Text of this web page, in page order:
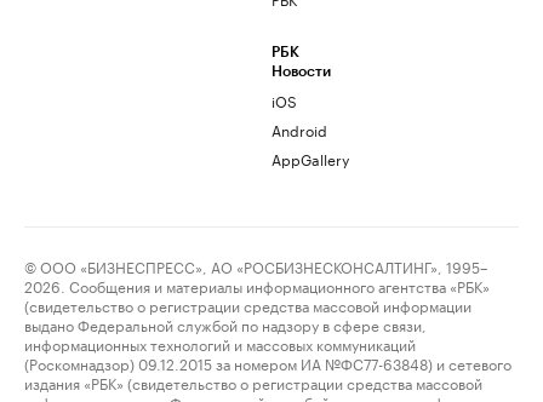
РБК
Новости
iOS
Android
AppGallery
© ООО «БИЗНЕСПРЕСС», АО «РОСБИЗНЕСКОНСАЛТИНГ», 1995–
2026. Сообщения и материалы информационного агентства «РБК»
(свидетельство о регистрации средства массовой информации
выдано Федеральной службой по надзору в сфере связи,
информационных технологий и массовых коммуникаций
(Роскомнадзор) 09.12.2015 за номером ИА №ФС77-63848) и сетевого
издания «РБК» (свидетельство о регистрации средства массовой